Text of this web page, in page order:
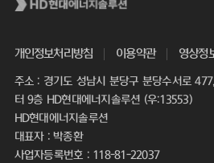
개인정보처리방침 이용약관 영상정
주소 : 경기도 성남시 분당구 분당수서로
터 9층 HD현대에너지솔루션 (우:13553)
HD현대에너지솔루션
대표자 : 박종환
사업자등록번호 : 118-81-22037